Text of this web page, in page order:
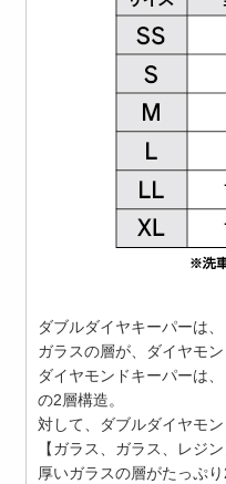
ダブルダイヤキーパーは、
ガラスの層が、ダイヤモ
ダイヤモンドキーパーは、
の2層構造。
対して、ダブルダイヤモ
【ガラス、ガラス、レジ
厚いガラスの層がたっぷ